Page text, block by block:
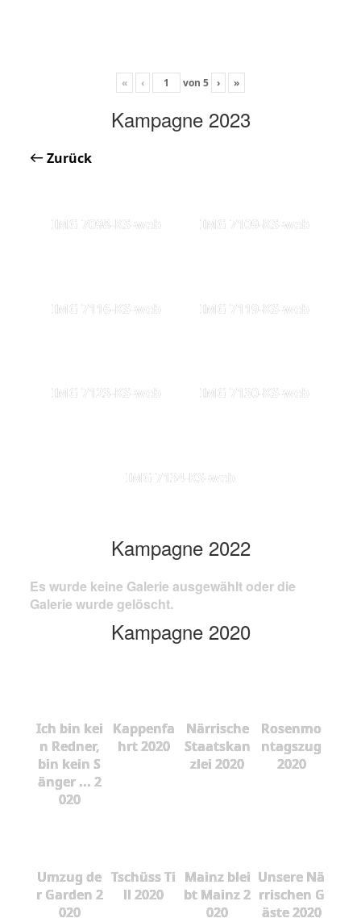
« ‹ von 5 › »
Kampagne 2023
Zurück
IMG 7098-KS-web IMG 7109-KS-web
IMG 7116-KS-web IMG 7119-KS-web
IMG 7123-KS-web IMG 7130-KS-web
IMG 7134-KS-web
Kampagne 2022
Es wurde keine Galerie ausgewählt oder die
Galerie wurde gelöscht.
Kampagne 2020
Ich bin kei
n Redner,
bin kein S
änger ... 2
020
Kappenfa
hrt 2020
Närrische
Staatskan
zlei 2020
Rosenmo
ntagszug
2020
Umzug de
r Garden 2
020
Tschüss Ti
ll 2020
Mainz blei
bt Mainz 2
020
Unsere Nä
rrischen G
äste 2020